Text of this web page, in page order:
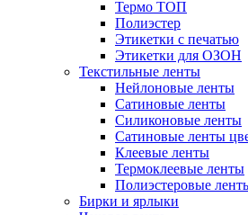
Термо ТОП
Полиэстер
Этикетки с печатью
Этикетки для ОЗОН
Текстильные ленты
Нейлоновые ленты
Сатиновые ленты
Силиконовые ленты
Сатиновые ленты
Клеевые ленты
Термоклеевые ленты
Полиэстеровые
Бирки и ярлыки